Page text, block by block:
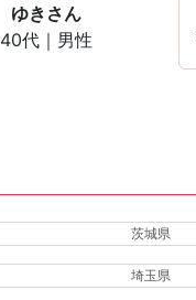
ゆき さん
40代｜男性
茨城県
埼玉県